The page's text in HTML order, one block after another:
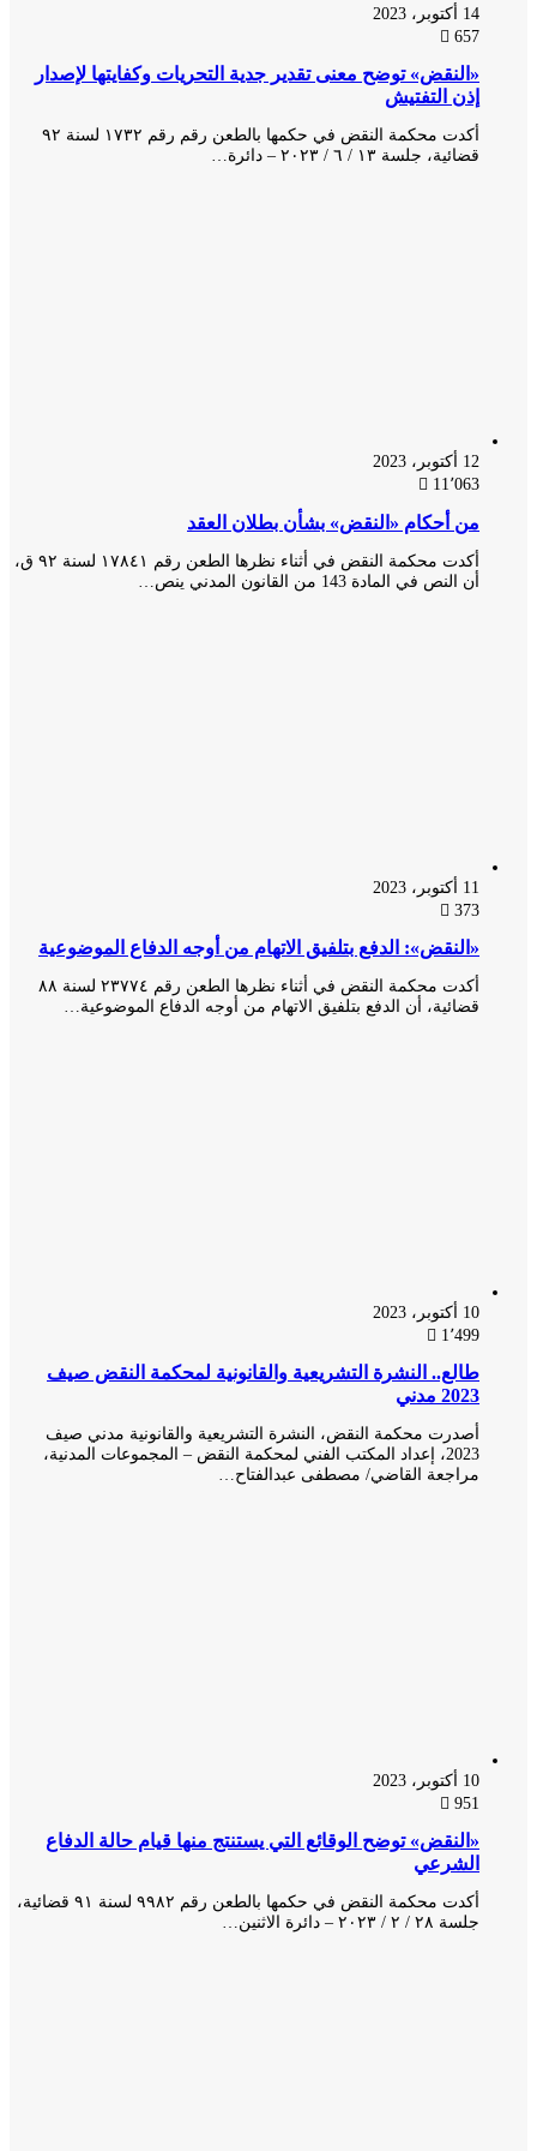
«النقض» توضح معنى تقدير جدية التحريات وكفايتها لإصدار
إذن التفتيش
أكدت محكمة النقض في حكمها بالطعن رقم رقم ۱۷۳۲ لسنة ۹۲
قضائية، جلسة ۱۳ / ٦ / ۲۰۲۳ – دائرة…
11٬063
من أحكام «النقض» بشأن بطلان العقد
أكدت محكمة النقض في أثناء نظرها الطعن رقم ۱۷۸٤۱ لسنة ۹۲ ق،
أن النص في المادة 143 من القانون المدني ينص…
«النقض»: الدفع بتلفيق الاتهام من أوجه الدفاع الموضوعية
أكدت محكمة النقض في أثناء نظرها الطعن رقم ٢٣٧٧٤ لسنة ٨٨
قضائية، أن الدفع بتلفيق الاتهام من أوجه الدفاع الموضوعية…
1٬499
طالع.. النشرة التشريعية والقانونية لمحكمة النقض صيف
2023 مدني
أصدرت محكمة النقض، النشرة التشريعية والقانونية مدني صيف
2023، إعداد المكتب الفني لمحكمة النقض – المجموعات المدنية،
مراجعة القاضي/ مصطفى عبدالفتاح…
«النقض» توضح الوقائع التي يستنتج منها قيام حالة الدفاع
الشرعي
أكدت محكمة النقض في حكمها بالطعن رقم ۹۹۸۲ لسنة ۹۱ قضائية،
جلسة ۲۸ / ۲ / ۲۰۲۳ – دائرة الاثنين…